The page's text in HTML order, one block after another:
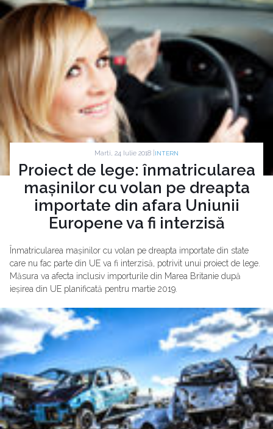
Marti, 24 Iulie 2018 | INTERN
Proiect de lege: înmatricularea
mașinilor cu volan pe dreapta
importate din afara Uniunii
Europene va fi interzisă
Înmatricularea mașinilor cu volan pe dreapta importate din state
care nu fac parte din UE va fi interzisă, potrivit unui proiect de lege.
Măsura va afecta inclusiv importurile din Marea Britanie după
ieșirea din UE planificată pentru martie 2019.